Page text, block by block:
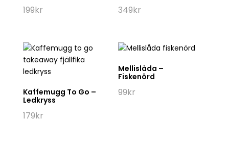
199kr 349kr
Kaffemugg To Go –
Ledkryss
179kr
Mellislåda –
Fiskenörd
99kr